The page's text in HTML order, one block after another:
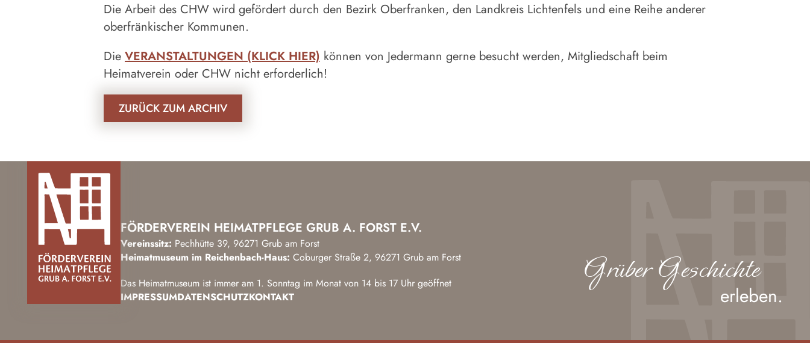
Die Arbeit des CHW wird gefördert durch den Bezirk Oberfranken, den Landkreis Lichtenfels und eine Reihe anderer
oberfränkischer Kommunen.
Die VERANSTALTUNGEN (KLICK HIER) können von Jedermann gerne besucht werden, Mitgliedschaft beim
Heimatverein oder CHW nicht erforderlich!
ZURÜCK ZUM ARCHIV
FÖRDERVEREIN HEIMATPFLEGE GRUB A. FORST E.V.
Vereinssitz: Pechhütte 39, 96271 Grub am Forst
Heimatmuseum im Reichenbach-Haus: Coburger Straße 2, 96271 Grub am Forst
Das Heimatmuseum ist immer am 1. Sonntag im Monat von 14 bis 17 Uhr geöffnet
IMPRESSUMDATENSCHUTZKONTAKT
Grüber Geschichte
erleben.